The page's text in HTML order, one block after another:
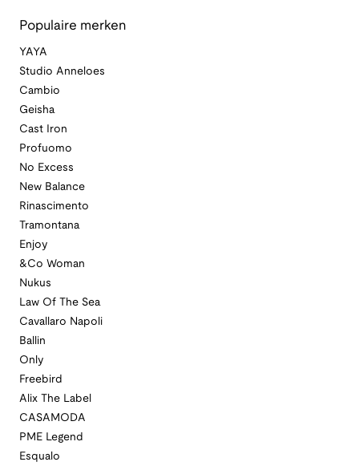
Populaire merken
YAYA
Studio Anneloes
Cambio
Geisha
Cast Iron
Profuomo
No Excess
New Balance
Rinascimento
Tramontana
Enjoy
&Co Woman
Nukus
Law Of The Sea
Cavallaro Napoli
Ballin
Only
Freebird
Alix The Label
CASAMODA
PME Legend
Esqualo